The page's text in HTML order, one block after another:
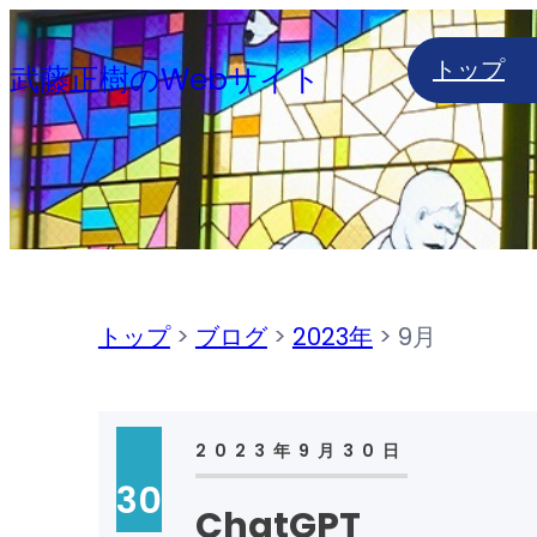
内
容
を
ス
キ
ッ
武藤正樹のWebサイト トップ
トップ> ブログ> 2023年> 9月
30
2023年9月30日
ChatGPT